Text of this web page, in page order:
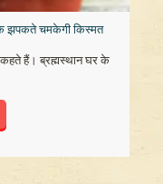
झपकते चमकेगी किस्मत
हैं। ब्रह्मस्थान घर के